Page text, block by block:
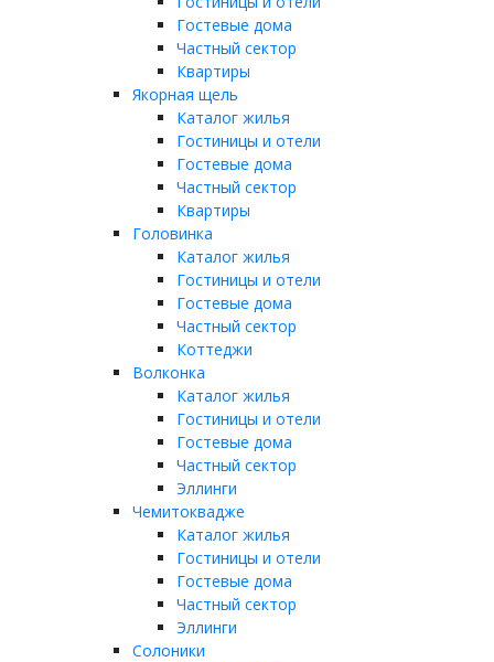
Гостевые дома
Частный сектор
Квартиры
Якорная щель
Каталог жилья
Гостиницы и отели
Гостевые дома
Частный сектор
Квартиры
Головинка
Каталог жилья
Гостиницы и отели
Гостевые дома
Частный сектор
Коттеджи
Волконка
Каталог жилья
Гостиницы и отели
Гостевые дома
Частный сектор
Эллинги
Чемитоквадже
Каталог жилья
Гостиницы и отели
Гостевые дома
Частный сектор
Эллинги
Солоники